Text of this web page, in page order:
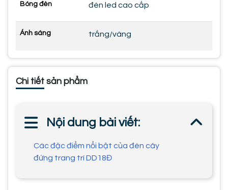
Bóng đèn đèn led cao cấp
Ánh sáng trắng/vàng
Chi tiết sản phẩm
Nội dung bài viết:
Các đặc điểm nổi bật của đèn cây
đứng trang trí DD18Đ